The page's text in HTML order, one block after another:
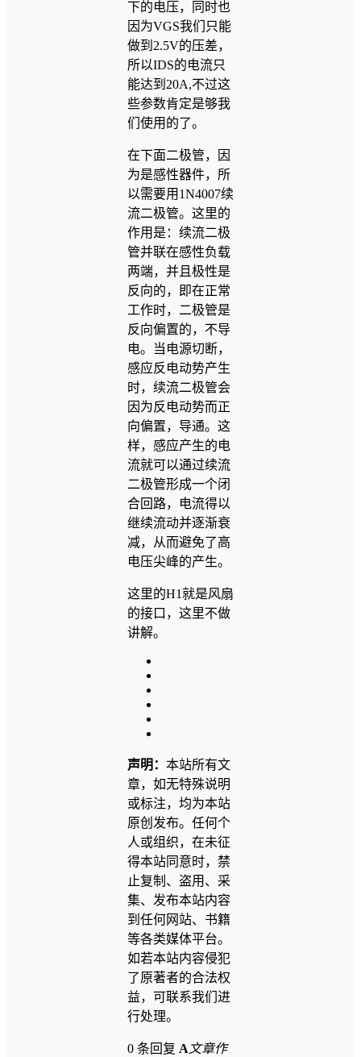
下的电压，同时也
因为VGS我们只能
做到2.5V的压差，
所以IDS的电流只
能达到20A,不过这
些参数肯定是够我
们使用的了。
在下面二极管，因
为是感性器件，所
以需要用1N4007续
流二极管。这里的
作用是：续流二极
管并联在感性负载
两端，并且极性是
反向的，即在正常
工作时，二极管是
反向偏置的，不导
电。当电源切断，
感应反电动势产生
时，续流二极管会
因为反电动势而正
向偏置，导通。这
样，感应产生的电
流就可以通过续流
二极管形成一个闭
合回路，电流得以
继续流动并逐渐衰
减，从而避免了高
电压尖峰的产生。
这里的H1就是风扇
的接口，这里不做
讲解。
声明： 本站所有文
章，如无特殊说明
或标注，均为本站
原创发布。任何个
人或组织，在未征
得本站同意时，禁
止复制、盗用、采
集、发布本站内容
到任何网站、书籍
等各类媒体平台。
如若本站内容侵犯
了原著者的合法权
益，可联系我们进
行处理。
0 条回复 A 文章作